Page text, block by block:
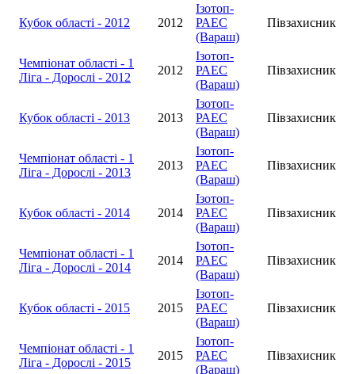
Кубок області - 2012 2012
Ізотоп-
РАЕС
(Вараш)
Півзахисник
Чемпіонат області - 1
Ліга - Дорослі - 2012
2012
Ізотоп-
РАЕС
(Вараш)
Півзахисник
Кубок області - 2013 2013
Ізотоп-
РАЕС
(Вараш)
Півзахисник
Чемпіонат області - 1
Ліга - Дорослі - 2013
2013
Ізотоп-
РАЕС
(Вараш)
Півзахисник
Кубок області - 2014 2014
Ізотоп-
РАЕС
(Вараш)
Півзахисник
Чемпіонат області - 1
Ліга - Дорослі - 2014
2014
Ізотоп-
РАЕС
(Вараш)
Півзахисник
Кубок області - 2015 2015
Ізотоп-
РАЕС
(Вараш)
Півзахисник
Чемпіонат області - 1
Ліга - Дорослі - 2015
2015
Ізотоп-
РАЕС
(Вараш)
Півзахисник